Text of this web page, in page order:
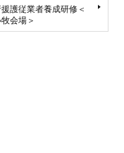
護従業者養成研修＜
会場＞